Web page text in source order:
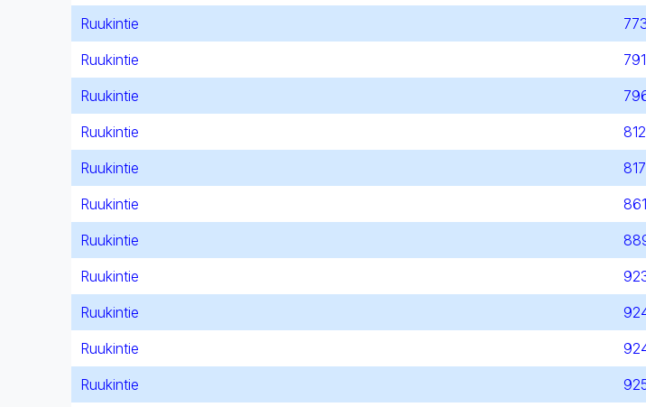
Ruukintie
Ruukintie
Ruukintie
Ruukintie
Ruukintie
Ruukintie
Ruukintie
Ruukintie
Ruukintie
Ruukintie
Ruukintie